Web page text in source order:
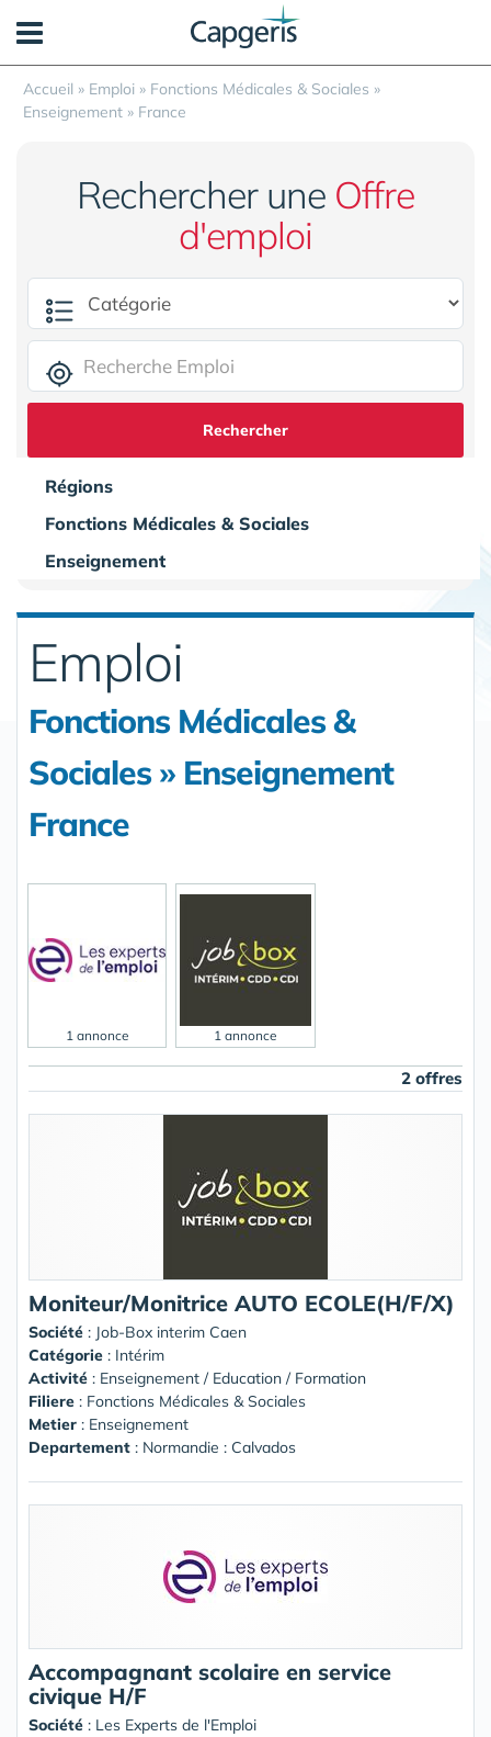
Accueil » Emploi » Fonctions Médicales & Sociales »
Enseignement » France
Rechercher une Offre
d'emploi
Rechercher
Régions
Fonctions Médicales & Sociales
Enseignement
Emploi
Fonctions Médicales &
Sociales » Enseignement
France
1 annonce 1 annonce
2 offres
Moniteur/Monitrice AUTO ECOLE(H/F/X)
Société : Job-Box interim Caen
Catégorie : Intérim
Activité : Enseignement / Education / Formation
Filiere : Fonctions Médicales & Sociales
Metier : Enseignement
Departement : Normandie : Calvados
Accompagnant scolaire en service
civique H/F
Société : Les Experts de l'Emploi